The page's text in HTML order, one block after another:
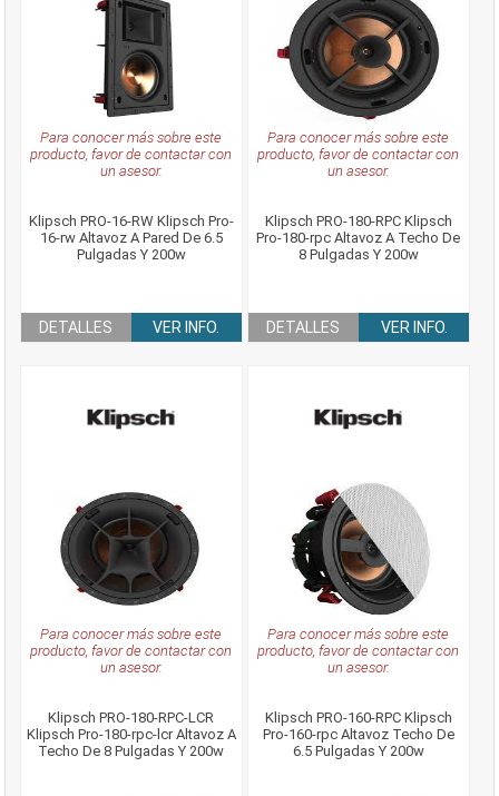
Para conocer más sobre este
producto, favor de contactar con
un asesor.
Klipsch PRO-16-RW Klipsch Pro-
16-rw Altavoz A Pared De 6.5
Pulgadas Y 200w
DETALLES VER INFO.
Para conocer más sobre este
producto, favor de contactar con
un asesor.
Klipsch PRO-180-RPC Klipsch
Pro-180-rpc Altavoz A Techo De
8 Pulgadas Y 200w
DETALLES VER INFO.
Para conocer más sobre este
producto, favor de contactar con
un asesor.
Klipsch PRO-180-RPC-LCR
Klipsch Pro-180-rpc-lcr Altavoz A
Techo De 8 Pulgadas Y 200w
Para conocer más sobre este
producto, favor de contactar con
un asesor.
Klipsch PRO-160-RPC Klipsch
Pro-160-rpc Altavoz Techo De
6.5 Pulgadas Y 200w